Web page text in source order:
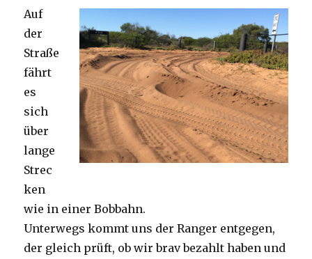
Auf
der
Straße
fährt
es
sich
über
lange
Strec
ken
wie in einer Bobbahn.
Unterwegs kommt uns der Ranger entgegen,
der gleich prüft, ob wir brav bezahlt haben und